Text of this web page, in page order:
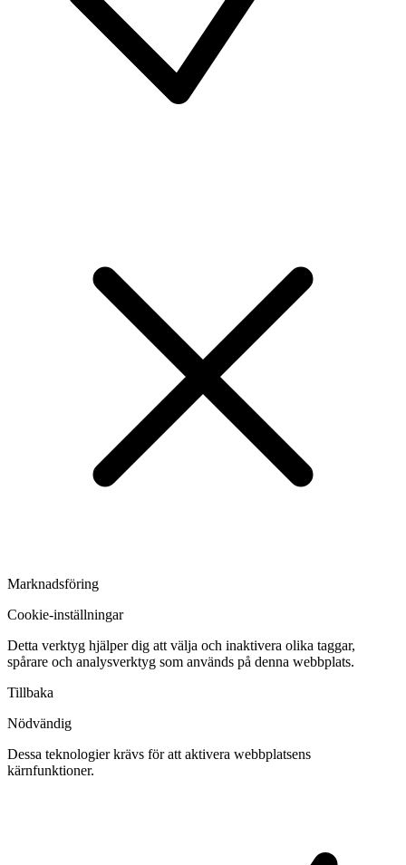
Marknadsföring
Cookie-inställningar
Detta verktyg hjälper dig att välja och inaktivera olika taggar,
spårare och analysverktyg som används på denna webbplats.
Tillbaka
Nödvändig
Dessa teknologier krävs för att aktivera webbplatsens
kärnfunktioner.